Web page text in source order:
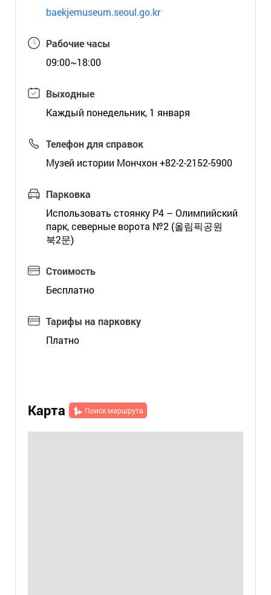
baekjemuseum.seoul.go.kr
Рабочие часы
09:00~18:00
Выходные
Каждый понедельник, 1 января
Телефон для справок
Музей истории Мончхон +82-2-2152-5900
Парковка
Использовать стоянку Р4 – Олимпийский
парк, северные ворота №2 (올림픽공원
북2문)
Стоимость
Бесплатно
Тарифы на парковку
Платно
Карта Поиск маршрута